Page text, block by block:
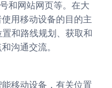
和网站网页等。在大
用移动设备的目的主
和路线规划、获取和
沟通交流。
移动设备，有关位置